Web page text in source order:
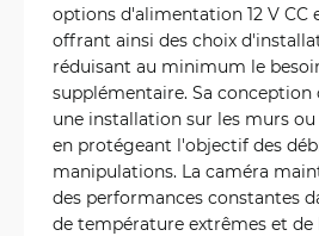
options d'alimentation 12 V CC
offrant ainsi des choix
réduisant au minimum le
supplémentaire. Sa
une installation sur les murs
en protégeant l'objectif des
manipulations. La caméra
des performances constantes
de température extrêmes et